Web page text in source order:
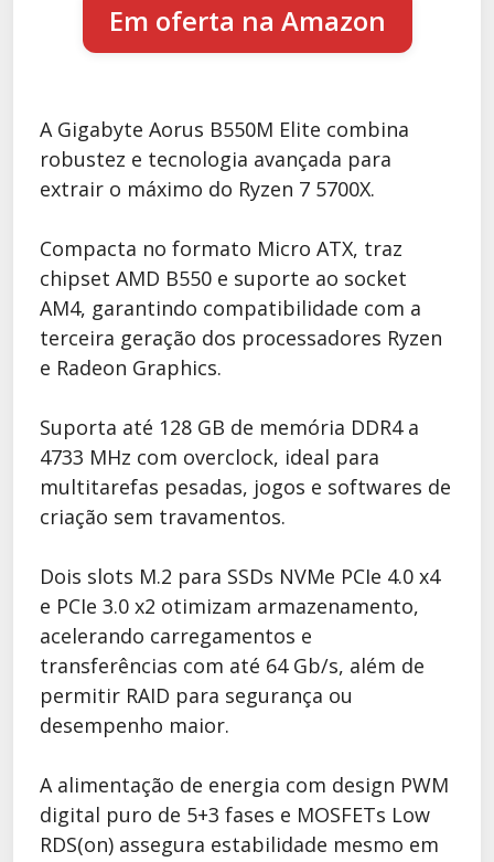
Em oferta na Amazon
A Gigabyte Aorus B550M Elite combina
robustez e tecnologia avançada para
extrair o máximo do Ryzen 7 5700X.
Compacta no formato Micro ATX, traz
chipset AMD B550 e suporte ao socket
AM4, garantindo compatibilidade com a
terceira geração dos processadores Ryzen
e Radeon Graphics.
Suporta até 128 GB de memória DDR4 a
4733 MHz com overclock, ideal para
multitarefas pesadas, jogos e softwares de
criação sem travamentos.
Dois slots M.2 para SSDs NVMe PCIe 4.0 x4
e PCIe 3.0 x2 otimizam armazenamento,
acelerando carregamentos e
transferências com até 64 Gb/s, além de
permitir RAID para segurança ou
desempenho maior.
A alimentação de energia com design PWM
digital puro de 5+3 fases e MOSFETs Low
RDS(on) assegura estabilidade mesmo em